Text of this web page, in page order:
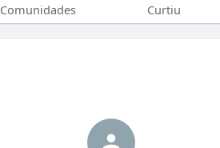
Comunidades Curtiu